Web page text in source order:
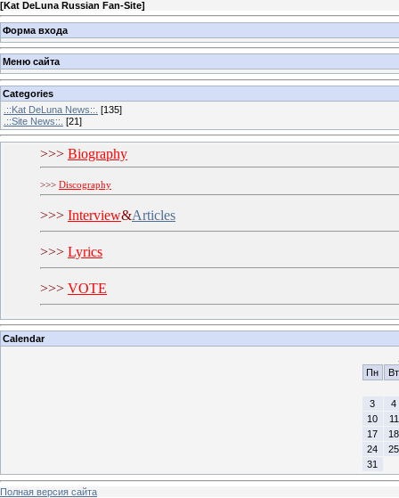
[Kat DeLuna Russian Fan-Site]
Форма входа
Меню сайта
Categories
.::Kat DeLuna News::. [135]
.::Site News::. [21]
>>> Biography
>>> Discography
>>> Interview&Articles
>>> Lyrics
>>> VOTE
Calendar
Пн
Вт
3
4
10
11
17
18
24
25
31
Полная версия сайта